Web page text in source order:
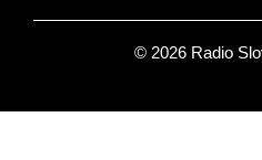
© 2026 Radio